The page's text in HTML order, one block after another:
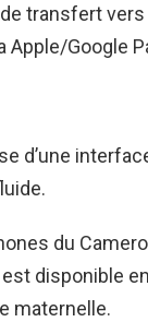
transfert
Apple/Google
d’une
du
disponible
maternelle.